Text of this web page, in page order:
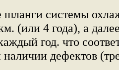
шланги системы
(или 4 года), а
год. что
дефектов